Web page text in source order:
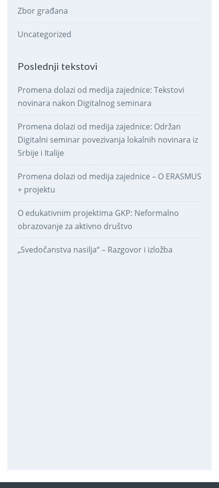
Zbor građana
Uncategorized
Poslednji tekstovi
Promena dolazi od medija zajednice: Tekstovi
novinara nakon Digitalnog seminara
Promena dolazi od medija zajednice: Održan
Digitalni seminar povezivanja lokalnih novinara iz
Srbije i Italije
Promena dolazi od medija zajednice – O ERASMUS
+ projektu
O edukativnim projektima GKP: Neformalno
obrazovanje za aktivno društvo
„Svedočanstva nasilja“ – Razgovor i izložba